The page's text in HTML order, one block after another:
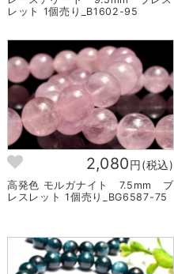
レット 1個売り_B1602-95
2,080円(税込)
高発色 モルガナイト 7.5mm ブ
レスレット 1個売り_BG6587-75